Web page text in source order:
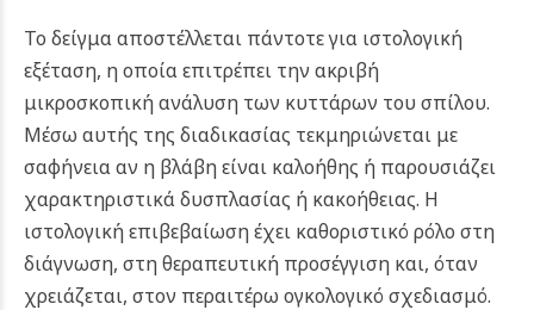
Το δείγμα αποστέλλεται πάντοτε για ιστολογική
εξέταση, η οποία επιτρέπει την ακριβή
μικροσκοπική ανάλυση των κυττάρων του σπίλου.
Μέσω αυτής της διαδικασίας τεκμηριώνεται με
σαφήνεια αν η βλάβη είναι καλοήθης ή παρουσιάζει
χαρακτηριστικά δυσπλασίας ή κακοήθειας. Η
ιστολογική επιβεβαίωση έχει καθοριστικό ρόλο στη
διάγνωση, στη θεραπευτική προσέγγιση και, όταν
χρειάζεται, στον περαιτέρω ογκολογικό σχεδιασμό.